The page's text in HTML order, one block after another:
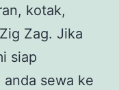
kotak,
Zag. Jika
siap
sewa ke